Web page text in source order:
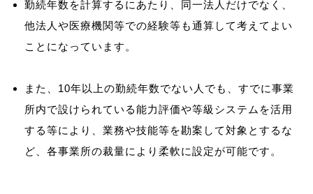
勤続年数を計算するにあたり、同一法人だけでなく、
他法人や医療機関等での経験等も通算して考えてよい
ことになっています。
また、10年以上の勤続年数でない人でも、すでに事業
所内で設けられている能力評価や等級システムを活用
する等により、業務や技能等を勘案して対象とするな
ど、各事業所の裁量により柔軟に設定が可能です。